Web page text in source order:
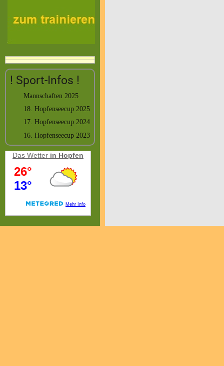
! Sport-Infos !
Mannschaften 2025
18. Hopfenseecup 2025
17. Hopfenseecup 2024
16. Hopfenseecup 2023
Das Wetter in Hopfen